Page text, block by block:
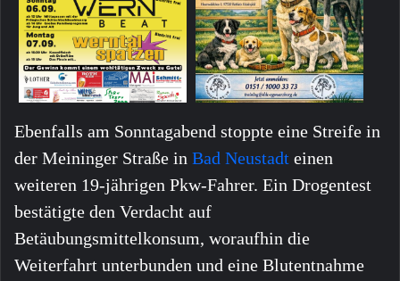
Ebenfalls am Sonntagabend stoppte eine Streife in
der Meininger Straße in Bad Neustadt einen
weiteren 19-jährigen Pkw-Fahrer. Ein Drogentest
bestätigte den Verdacht auf
Betäubungsmittelkonsum, woraufhin die
Weiterfahrt unterbunden und eine Blutentnahme